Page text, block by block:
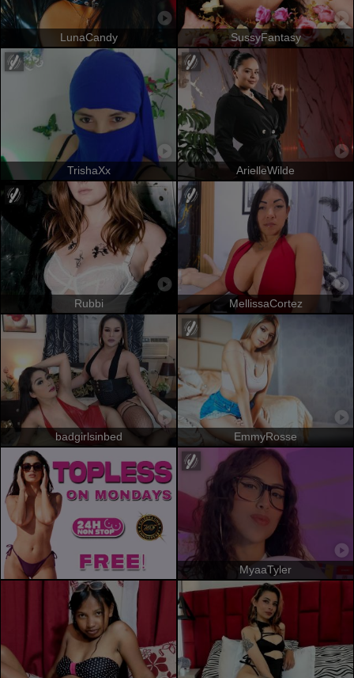
LunaCandy SussyFantasy
TrishaXx ArielleWilde
Rubbi MellissaCortez
badgirlsinbed EmmyRosse
MyaaTyler